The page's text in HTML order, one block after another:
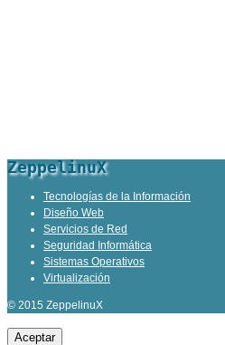
ZeppelinuX
Tecnologías de la Información
Diseño Web
Servicios de Red
Seguridad Informática
Sistemas Operativos
Virtualización
© 2015 ZeppelinuX
Aceptar